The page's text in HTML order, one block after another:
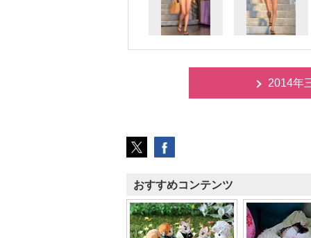
2014年
おすすめコンテンツ